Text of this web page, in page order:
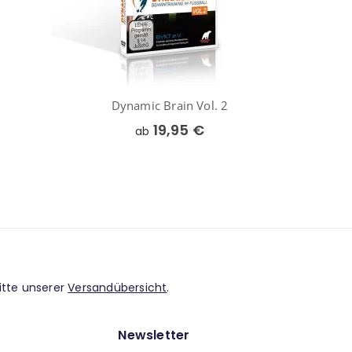
Dynamic Brain Vol. 2
ab 19,95 €
unsererVersandübersicht.
Newsletter